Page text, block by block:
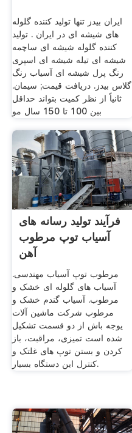
ایران بیدز تنها تولید کننده گلوله
های شیشه ای در ایران . تولید
کننده گلوله شیشه ای ساچمه
شیشه ای تیله شیشه ای اسپری
رنگ پرل شیشه ای آسیاب رنگ
گلاس بیدز. دریافت قیمت; سيمان.
ثانياً از نظر كميت بتواند حداقل
بين 100 تا 150 سال مو
فرآیند تولید رسانه های
آسیاب توپ مرطوب
آهن
مرطوب توپ آسیاب مهندسی.
آسیاب های گلوله ای خشک و
مرطوب. آسیاب گندم خشک و
مرطوب شرکت ماشین آلات
یوجه باش از دو قسمت تشکیل
شده است تمیزی، مراقبت، باز
کردن و بستن توپ های غلتک و
کنترل این دستگاه بسیار.